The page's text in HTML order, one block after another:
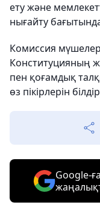
ету және
нығайту
Комиссия
Конституцияның
пен қоғамдық
өз пікірлерін
Google-